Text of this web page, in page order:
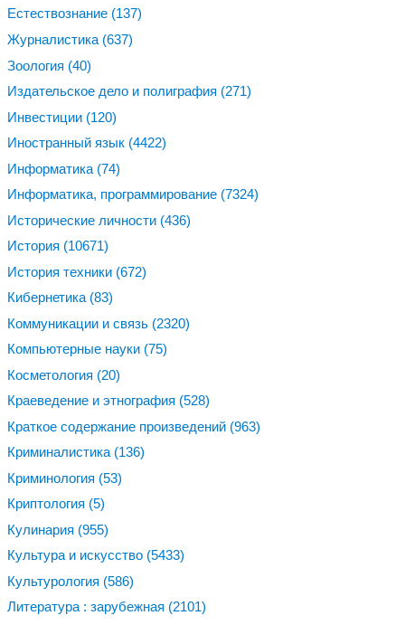
Естествознание (137)
Журналистика (637)
Зоология (40)
Издательское дело и полиграфия (271)
Инвестиции (120)
Иностранный язык (4422)
Информатика (74)
Информатика, программирование (7324)
Исторические личности (436)
История (10671)
История техники (672)
Кибернетика (83)
Коммуникации и связь (2320)
Компьютерные науки (75)
Косметология (20)
Краеведение и этнография (528)
Краткое содержание произведений (963)
Криминалистика (136)
Криминология (53)
Криптология (5)
Кулинария (955)
Культура и искусство (5433)
Культурология (586)
Литература : зарубежная (2101)